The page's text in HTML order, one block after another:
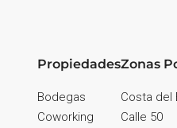
Propiedades
Bodegas
Coworking
Zonas
Costa del
Calle 50